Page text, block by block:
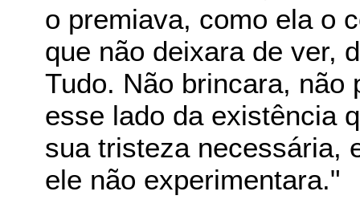
o premiava, como ela o
que não deixara de ver,
Tudo. Não brincara, não
esse lado da existência
sua tristeza necessária,
ele não experimentara."